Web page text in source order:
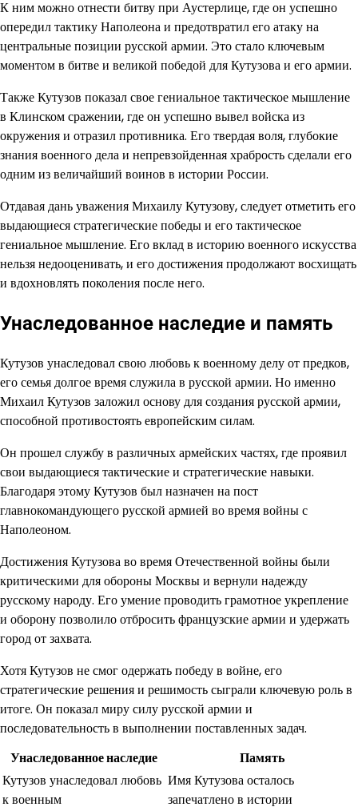
К ним можно отнести битву при Аустерлице, где он успешно
опередил тактику Наполеона и предотвратил его атаку на
центральные позиции русской армии. Это стало ключевым
моментом в битве и великой победой для Кутузова и его армии.
Также Кутузов показал свое гениальное тактическое мышление
в Клинском сражении, где он успешно вывел войска из
окружения и отразил противника. Его твердая воля, глубокие
знания военного дела и непревзойденная храбрость сделали его
одним из величайший воинов в истории России.
Отдавая дань уважения Михаилу Кутузову, следует отметить его
выдающиеся стратегические победы и его тактическое
гениальное мышление. Его вклад в историю военного искусства
нельзя недооценивать, и его достижения продолжают восхищать
и вдохновлять поколения после него.
Унаследованное наследие и память
Кутузов унаследовал свою любовь к военному делу от предков,
его семья долгое время служила в русской армии. Но именно
Михаил Кутузов заложил основу для создания русской армии,
способной противостоять европейским силам.
Он прошел службу в различных армейских частях, где проявил
свои выдающиеся тактические и стратегические навыки.
Благодаря этому Кутузов был назначен на пост
главнокомандующего русской армией во время войны с
Наполеоном.
Достижения Кутузова во время Отечественной войны были
критическими для обороны Москвы и вернули надежду
русскому народу. Его умение проводить грамотное укрепление
и оборону позволило отбросить французские армии и удержать
город от захвата.
Хотя Кутузов не смог одержать победу в войне, его
стратегические решения и решимость сыграли ключевую роль в
итоге. Он показал миру силу русской армии и
последовательность в выполнении поставленных задач.
Унаследованное наследие
Память
Кутузов унаследовал любовь
к военным
Имя Кутузова осталось
запечатлено в истории